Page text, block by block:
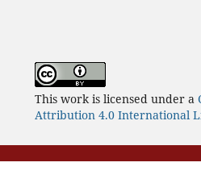
This work is licensed under a
Attribution 4.0 International